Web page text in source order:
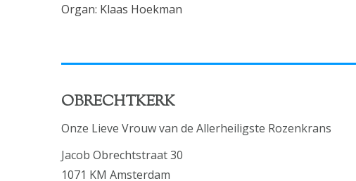
Organ: Klaas Hoekman
OBRECHTKERK
Onze Lieve Vrouw van de Allerheiligste Rozenkrans
Jacob Obrechtstraat 30
1071 KM Amsterdam